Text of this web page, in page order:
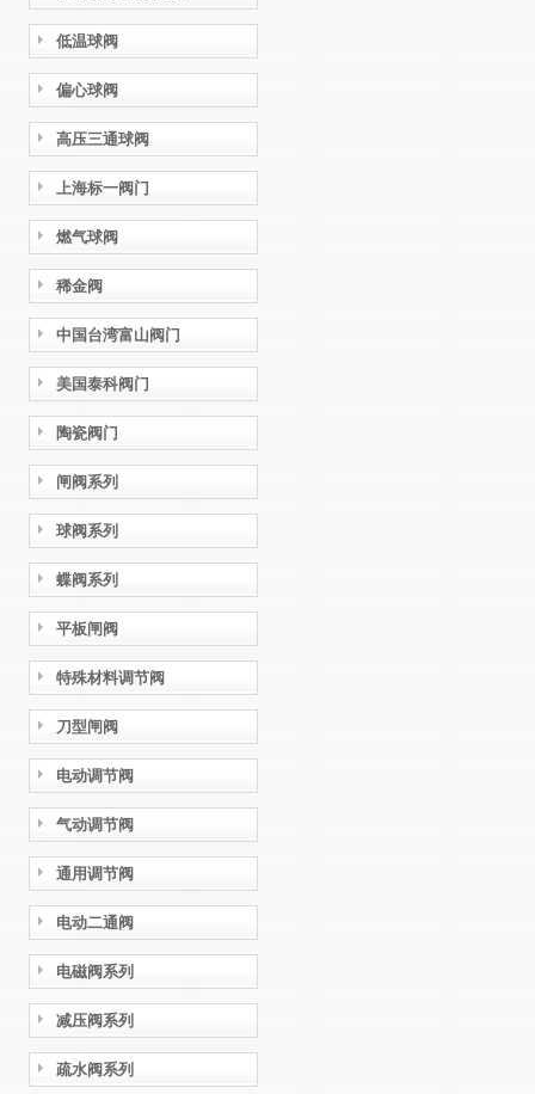
低温球阀
偏心球阀
高压三通球阀
上海标一阀门
燃气球阀
稀金阀
中国台湾富山阀门
美国泰科阀门
陶瓷阀门
闸阀系列
球阀系列
蝶阀系列
平板闸阀
特殊材料调节阀
刀型闸阀
电动调节阀
气动调节阀
通用调节阀
电动二通阀
电磁阀系列
减压阀系列
疏水阀系列